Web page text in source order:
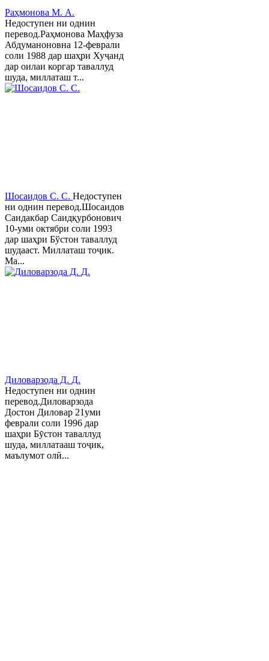
Раҳмонова М. А.
Недоступен ни однин
перевод.Раҳмонова Маҳфуза
Абдуманоновна 12-феврали
соли 1988 дар шаҳри Хуҷанд
дар оилаи коргар таваллуд
шуда, миллаташ т...
Шосаидов С. С. Недоступен
ни однин перевод.Шосаидов
Саидакбар Саидқурбонович
10-уми октябри соли 1993
дар шаҳри Бўстон таваллуд
шудааст. Миллаташ тоҷик.
Ма...
Диловарзода Д. Д.
Недоступен ни однин
перевод.Диловарзода
Достон Диловар 21уми
феврали соли 1996 дар
шаҳри Бӯстон таваллуд
шуда, миллатааш тоҷик,
маълумот олӣ...